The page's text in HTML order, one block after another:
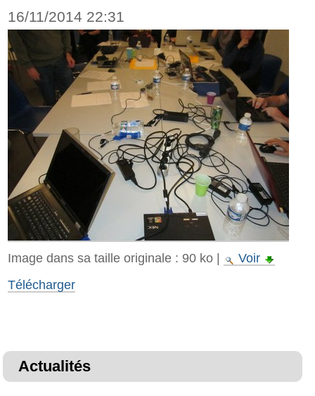
16/11/2014 22:31
Image dans sa taille originale : 90 ko|
Voir
Télécharger
Actualités